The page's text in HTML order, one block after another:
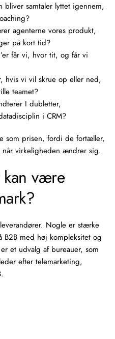
bliver samtaler lyttet igennem,
agenterne vores produkt,
på kort tid?
får vi, hvor tit, og får vi
hvis vi vil skrue op eller ned,
teamet?
I dubletter,
i CRM?
som prisen, fordi de fortæller,
når virkeligheden ændrer sig.
kan være
Nogle er stærke
B2B med høj kompleksitet og
et udvalg af bureauer, som
efter telemarketing,
.